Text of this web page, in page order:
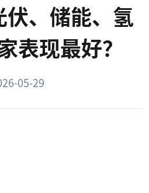
、储能、氢
表现最好？
05-29